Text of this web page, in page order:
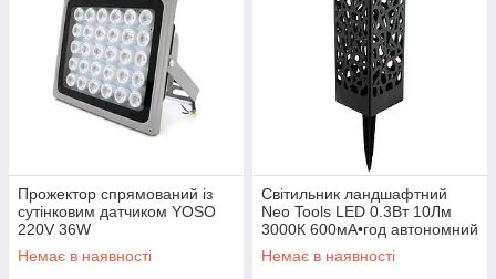
Прожектор спрямований із
сутінковим датчиком YOSO
220V 36W
Немає в наявності
Світильник ландшафтний
Neo Tools LED 0.3Вт 10Лм
3000К 600мА•год автономний
датчик сутінків чорний
Немає в наявності